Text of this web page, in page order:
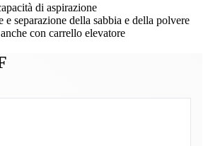
di aspirazione
separazione della sabbia e della polvere
con carrello elevatore